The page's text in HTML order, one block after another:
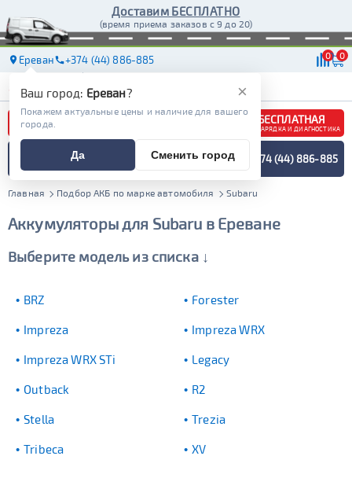
Доставим БЕСПЛАТНО
(время приема заказов с 9 до 20)
Ереван +374 (44) 886-885 0 0
АКБ ДОСТАВКА
БЕСПЛАТНАЯ
ЗАРЯДКА И ДИАГНОСТИКА
ПОДБОР АККУМУЛЯТОРА
СПЕЦИАЛИСТОМ +374 (44) 886-885
Главная Подбор АКБ по марке автомобиля Subaru
Аккумуляторы для Subaru в Ереване
Выберите модель из списка ↓
BRZ Forester
Impreza Impreza WRX
Impreza WRX STi Legacy
Outback R2
Stella Trezia
Tribeca XV
×
Ваш город: Ереван?
Покажем актуальные цены и наличие для вашего
города.
Да Сменить город